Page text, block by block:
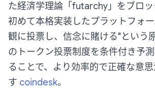
た経済学理論「futarchy」をブロ
初めて本格実装したプラットフォ
観に投票し、信念に賭ける"という
のトークン投票制度を条件付き予
ることで、より効率的で正確な意
す coindesk。